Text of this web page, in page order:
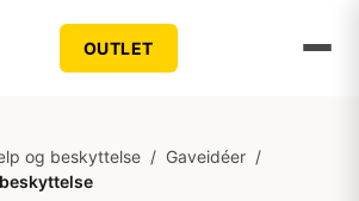
OUTLET
og beskyttelse / Gaveidéer /